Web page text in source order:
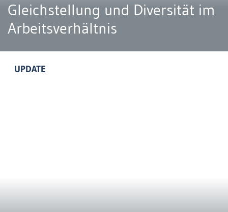
Gleichstellung und Diversität im
Arbeitsverhältnis
UPDATE